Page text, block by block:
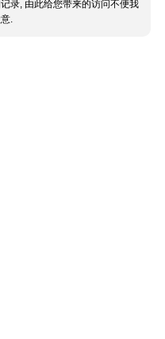
录, 由此给您带来的访问不便我
.